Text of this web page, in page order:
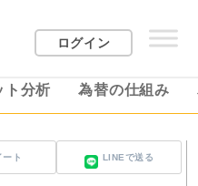
ログイン
ト分析 為替の仕組み
ート LINEで送る